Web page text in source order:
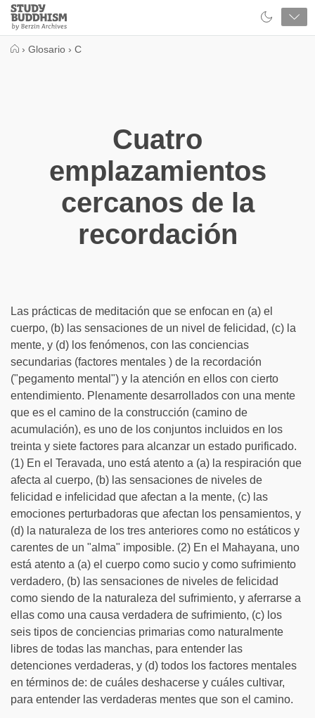
Close
Study
Buddhism
› Glosario › C
Cuatro
emplazamientos
cercanos de la
recordación
Las prácticas de meditación que se enfocan en (a) el
cuerpo, (b) las sensaciones de un nivel de felicidad, (c) la
mente, y (d) los fenómenos, con las conciencias
secundarias (factores mentales ) de la recordación
("pegamento mental") y la atención en ellos con cierto
entendimiento. Plenamente desarrollados con una mente
que es el camino de la construcción (camino de
acumulación), es uno de los conjuntos incluidos en los
treinta y siete factores para alcanzar un estado purificado.
(1) En el Teravada, uno está atento a (a) la respiración que
afecta al cuerpo, (b) las sensaciones de niveles de
felicidad e infelicidad que afectan a la mente, (c) las
emociones perturbadoras que afectan los pensamientos, y
(d) la naturaleza de los tres anteriores como no estáticos y
carentes de un "alma" imposible. (2) En el Mahayana, uno
está atento a (a) el cuerpo como sucio y como sufrimiento
verdadero, (b) las sensaciones de niveles de felicidad
como siendo de la naturaleza del sufrimiento, y aferrarse a
ellas como una causa verdadera de sufrimiento, (c) los
seis tipos de conciencias primarias como naturalmente
libres de todas las manchas, para entender las
detenciones verdaderas, y (d) todos los factores mentales
en términos de: de cuáles deshacerse y cuáles cultivar,
para entender las verdaderas mentes que son el camino.